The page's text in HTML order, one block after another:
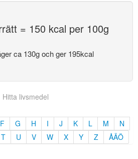
= 150 kcal per 100g
ca 130g och ger 195kcal
Hitta livsmedel
F G H I J K L M
N
T U V W X Y Z ÅÄÖ